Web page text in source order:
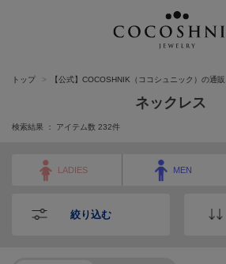
NECKELACE
PIERCED EARRINGS
BLACELET/BANGLE
PLATINUM
PEARL
トップ 【公式】COCOSHNIK（ココシュニック）の通販
ネックレス
検索結果 ： アイテム数 232件
LADIES MEN
絞り込む